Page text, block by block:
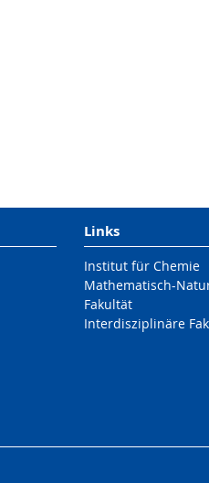
Links
Institut für Chemie
Mathematisch-
Fakultät
Interdisziplinäre